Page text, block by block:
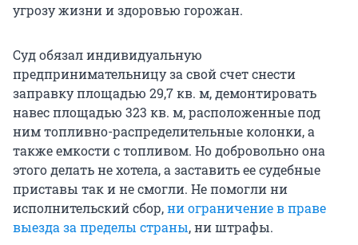
угрозу жизни и здоровью горожан.
Суд обязал индивидуальную
предпринимательницу за свой счет снести
заправку площадью 29,7 кв. м, демонтировать
навес площадью 323 кв. м, расположенные под
ним топливно-распределительные колонки, а
также емкости с топливом. Но добровольно она
этого делать не хотела, а заставить ее судебные
приставы так и не смогли. Не помогли ни
исполнительский сбор,ни ограничение в праве
выезда за пределы страны, ни штрафы.